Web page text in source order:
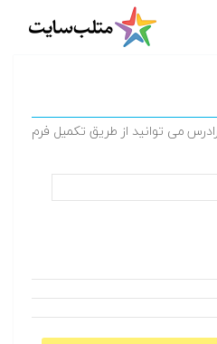
می توانید از طریق تکمیل فرم